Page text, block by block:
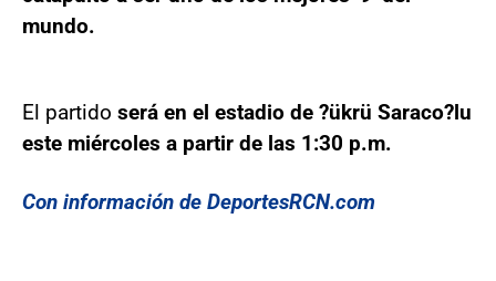
mundo.
El partido será en el estadio de ?ükrü Saraco?lu
este miércoles a partir de las 1:30 p.m.
Con información de DeportesRCN.com